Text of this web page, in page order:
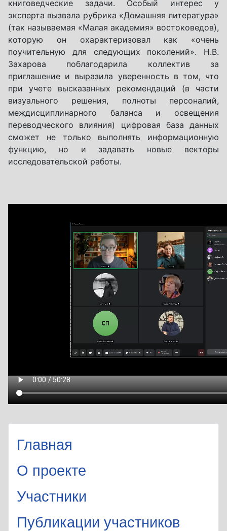
книговедческие задачи. Особый интерес у
эксперта вызвала рубрика «Домашняя литература»
(так называемая «Малая академия» востоковедов),
которую он охарактеризовал как «очень
поучительную для следующих поколений». Н.В.
Захарова поблагодарила коллектив за
приглашение и выразила уверенность в том, что
при учете высказанных рекомендаций (в части
визуального решения, полноты персоналий,
междисциплинарного баланса и освещения
переводческого влияния) цифровая база данных
сможет не только выполнять информационную
функцию, но и задавать новые векторы
исследовательской работы.
Главная
О проекте
Участники
Публикации участников